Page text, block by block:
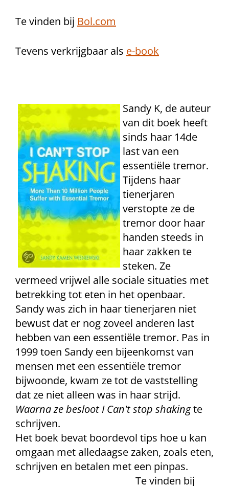
Te vinden bij Bol.com
Tevens verkrijgbaar als e-book
Sandy K, de auteur
van dit boek heeft
sinds haar 14de
last van een
essentiële tremor.
Tijdens haar
tienerjaren
verstopte ze de
tremor door haar
handen steeds in
haar zakken te
steken. Ze
vermeed vrijwel alle sociale situaties met
betrekking tot eten in het openbaar.
Sandy was zich in haar tienerjaren niet
bewust dat er nog zoveel anderen last
hebben van een essentiële tremor. Pas in
1999 toen Sandy een bijeenkomst van
mensen met een essentiële tremor
bijwoonde, kwam ze tot de vaststelling
dat ze niet alleen was in haar strijd.
Waarna ze besloot I Can't stop shakingte
schrijven.
Het boek bevat boordevol tips hoe u kan
omgaan met alledaagse zaken, zoals eten,
schrijven en betalen met een pinpas.
Te vinden bij